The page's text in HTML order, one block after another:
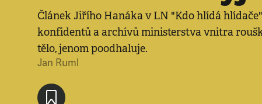
Článek Jiřího Hanáka v LN "Kdo hlídá
konfidentů a archívů ministerstva vnitra
tělo, jenom poodhaluje.
Jan Ruml